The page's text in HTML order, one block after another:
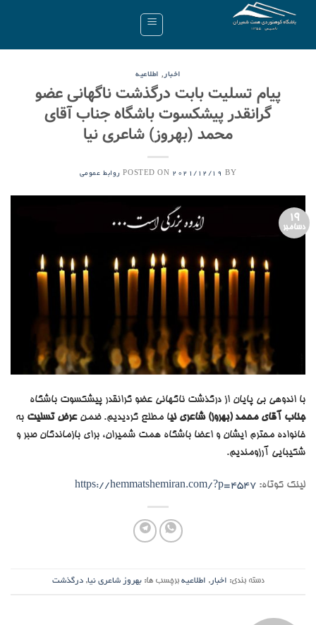
اخبار, اطلاعیه
پیام تسلیت بابت درگذشت ناگهانی عضو
گرانقدر پیشکسوت باشگاه جناب آقای
محمد (بهروز) شاعری نیا
POSTED ON 2021/12/19 BY روابط عمومی
19
دسامبر
با اندوهی بی پایان از درگذشت ناگهاني عضو گرانقدر پیشکسوت باشگاه
جناب آقای محمد (بهروز) شاعری نیا مطلع گردیدیم. ضمنعرض تسلیت به
خانواده محترم ایشان و اعضا باشگاه همت شمیران، برای بازماندگان صبر و
شکیبایی آرزومندیم.
لینک کوتاه: https://hemmatshemiran.com/?p=4547
دسته بندی: اخبار, اطلاعیه برچسب ها:بهروز شاعری نیا,درگذشت